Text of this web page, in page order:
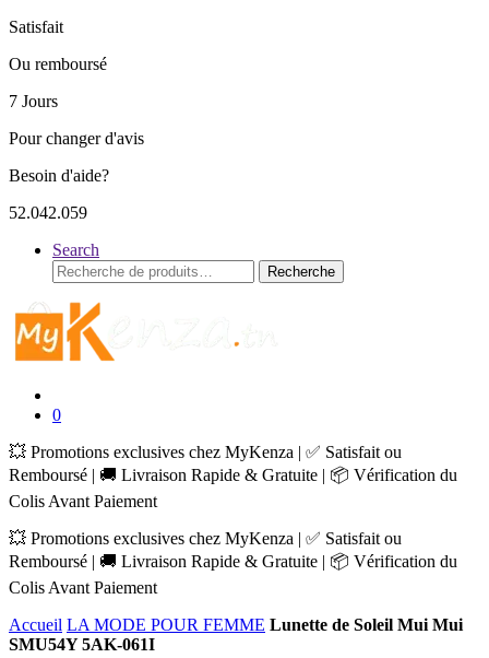
Satisfait
Ou remboursé
7 Jours
Pour changer d'avis
Besoin d'aide?
52.042.059
Search
Recherche
pour :
Recherche
0
💥 Promotions exclusives chez MyKenza | ✅ Satisfait ou
Remboursé | 🚚 Livraison Rapide & Gratuite | 📦 Vérification du
Colis Avant Paiement
💥 Promotions exclusives chez MyKenza | ✅ Satisfait ou
Remboursé | 🚚 Livraison Rapide & Gratuite | 📦 Vérification du
Colis Avant Paiement
Accueil LA MODE POUR FEMME Lunette de Soleil Mui Mui
SMU54Y 5AK-061I